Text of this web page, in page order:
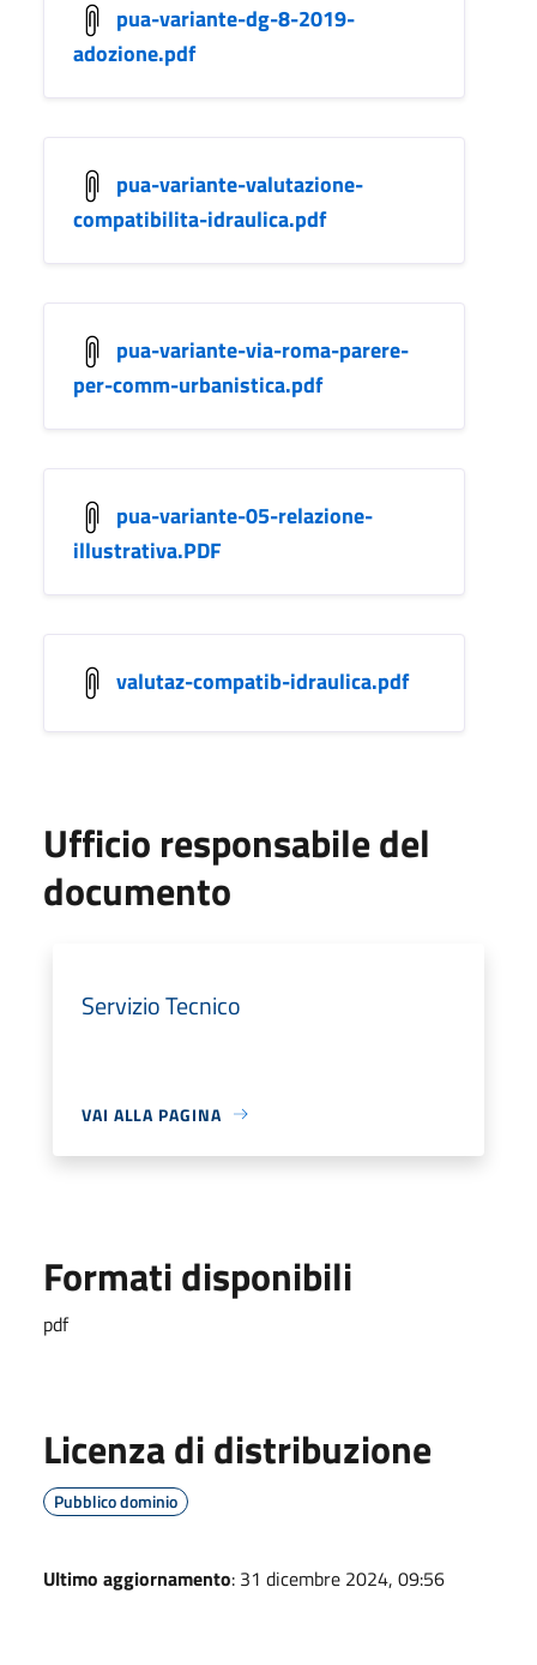
pua-variante-dg-8-2019-
adozione.pdf
pua-variante-valutazione-
compatibilita-idraulica.pdf
pua-variante-via-roma-parere-
per-comm-urbanistica.pdf
pua-variante-05-relazione-
illustrativa.PDF
valutaz-compatib-idraulica.pdf
Ufficio responsabile del
documento
Servizio Tecnico
VAI ALLA PAGINA
Formati disponibili
pdf
Licenza di distribuzione
Pubblico dominio
Ultimo aggiornamento: 31 dicembre 2024, 09:56